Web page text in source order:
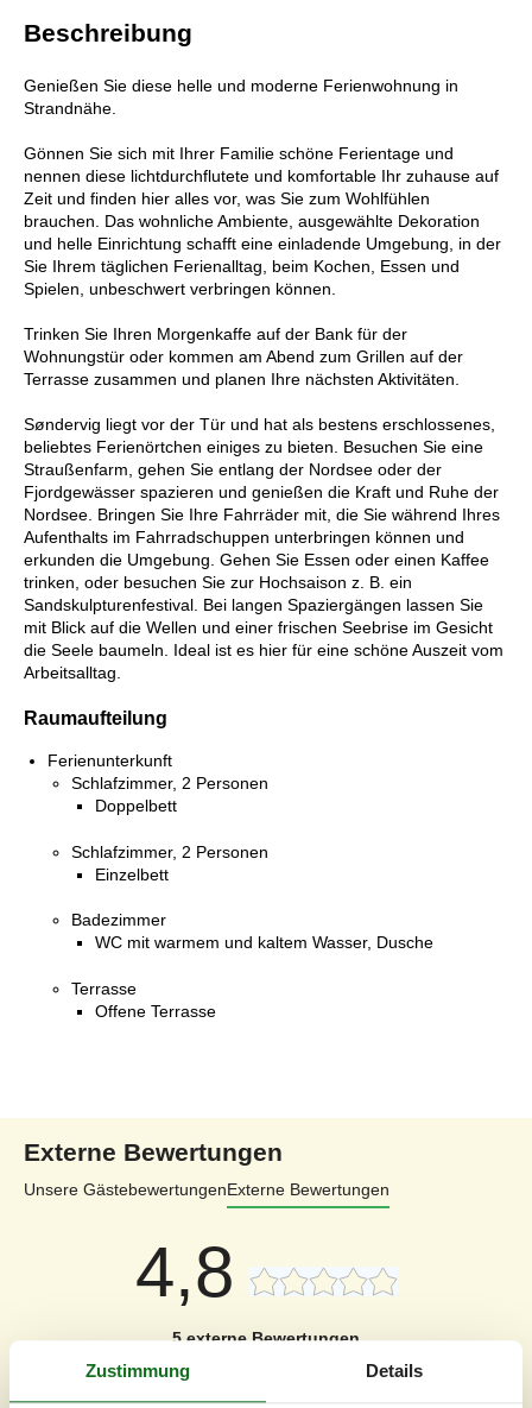
Beschreibung
Genießen Sie diese helle und moderne Ferienwohnung in
Strandnähe.
Gönnen Sie sich mit Ihrer Familie schöne Ferientage und
nennen diese lichtdurchflutete und komfortable Ihr zuhause auf
Zeit und finden hier alles vor, was Sie zum Wohlfühlen
brauchen. Das wohnliche Ambiente, ausgewählte Dekoration
und helle Einrichtung schafft eine einladende Umgebung, in der
Sie Ihrem täglichen Ferienalltag, beim Kochen, Essen und
Spielen, unbeschwert verbringen können.
Trinken Sie Ihren Morgenkaffe auf der Bank für der
Wohnungstür oder kommen am Abend zum Grillen auf der
Terrasse zusammen und planen Ihre nächsten Aktivitäten.
Søndervig liegt vor der Tür und hat als bestens erschlossenes,
beliebtes Ferienörtchen einiges zu bieten. Besuchen Sie eine
Straußenfarm, gehen Sie entlang der Nordsee oder der
Fjordgewässer spazieren und genießen die Kraft und Ruhe der
Nordsee. Bringen Sie Ihre Fahrräder mit, die Sie während Ihres
Aufenthalts im Fahrradschuppen unterbringen können und
erkunden die Umgebung. Gehen Sie Essen oder einen Kaffee
trinken, oder besuchen Sie zur Hochsaison z. B. ein
Sandskulpturenfestival. Bei langen Spaziergängen lassen Sie
mit Blick auf die Wellen und einer frischen Seebrise im Gesicht
die Seele baumeln. Ideal ist es hier für eine schöne Auszeit vom
Arbeitsalltag.
Raumaufteilung
Ferienunterkunft
Schlafzimmer, 2 Personen
Doppelbett
Schlafzimmer, 2 Personen
Einzelbett
Badezimmer
WC mit warmem und kaltem Wasser, Dusche
Terrasse
Offene Terrasse
Externe Bewertungen
Unsere GästebewertungenExterne Bewertungen
4,8
5 externe Bewertungen
4,0
Zustimmung Details